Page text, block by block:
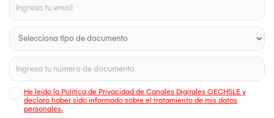
He leído la Política de Privacidad de Canales Digitales OECHSLE y
declaro haber sido informado sobre el tratamiento de mis datos
personales.